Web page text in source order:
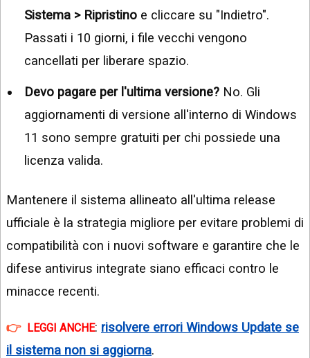
Sistema > Ripristino e cliccare su "Indietro".
Passati i 10 giorni, i file vecchi vengono
cancellati per liberare spazio.
Devo pagare per l'ultima versione? No. Gli
aggiornamenti di versione all'interno di Windows
11 sono sempre gratuiti per chi possiede una
licenza valida.
Mantenere il sistema allineato all'ultima release
ufficiale è la strategia migliore per evitare problemi di
compatibilità con i nuovi software e garantire che le
difese antivirus integrate siano efficaci contro le
minacce recenti.
LEGGI ANCHE: risolvere errori Windows Update se
il sistema non si aggiorna.